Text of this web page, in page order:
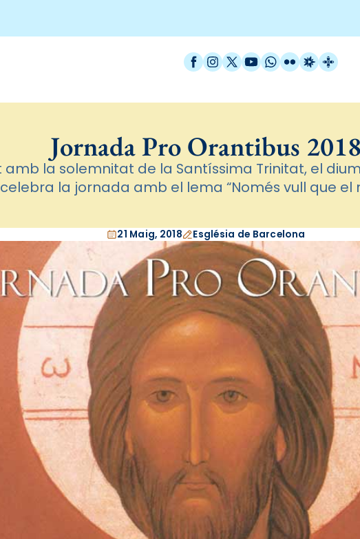
Facebook
Instagram
X / Twitter
YouTube
WhatsApp
FlickrRadio
Jornada Pro Orantibus 2018
amb la solemnitat de la Santíssima Trinitat, el
la jornada amb el lema “Només vull que el
21 Maig, 2018 Església de Barcelona